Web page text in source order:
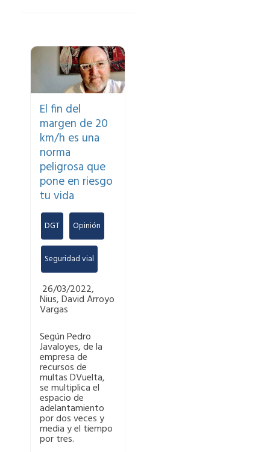
El fin del
margen de 20
km/h es una
norma
peligrosa que
pone en riesgo
tu vida
DGT Opinión
Seguridad vial
26/03/2022,
Nius, David Arroyo
Vargas
Según Pedro
Javaloyes, de la
empresa de
recursos de
multas DVuelta,
se multiplica el
espacio de
adelantamiento
por dos veces y
media y el tiempo
por tres.